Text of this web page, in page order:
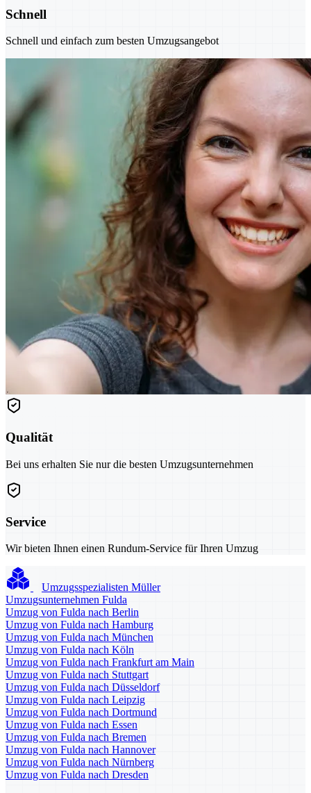
Schnell
Schnell und einfach zum besten Umzugsangebot
Qualität
Bei uns erhalten Sie nur die besten Umzugsunternehmen
Service
Wir bieten Ihnen einen Rundum-Service für Ihren Umzug
Umzugsspezialisten Müller
Umzugsunternehmen Fulda
Umzug von Fulda nach Berlin
Umzug von Fulda nach Hamburg
Umzug von Fulda nach München
Umzug von Fulda nach Köln
Umzug von Fulda nach Frankfurt am Main
Umzug von Fulda nach Stuttgart
Umzug von Fulda nach Düsseldorf
Umzug von Fulda nach Leipzig
Umzug von Fulda nach Dortmund
Umzug von Fulda nach Essen
Umzug von Fulda nach Bremen
Umzug von Fulda nach Hannover
Umzug von Fulda nach Nürnberg
Umzug von Fulda nach Dresden